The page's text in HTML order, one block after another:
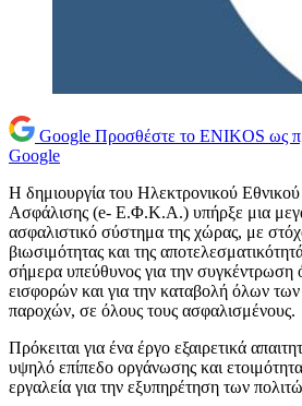
Google Προσθέστε το ENIKOS ως
Google
Η δημιουργία του Ηλεκτρονικού
Ασφάλισης (e- Ε.Φ.Κ.Α.) υπήρξε μια
ασφαλιστικό σύστημα της χώρας, με
βιωσιμότητας και της
σήμερα υπεύθυνος για την
εισφορών και για την καταβολή όλων
παροχών, σε όλους τους ασφαλισμένους.
Πρόκειται για ένα έργο εξαιρετικά
υψηλό επίπεδο οργάνωσης και
εργαλεία για την εξυπηρέτηση των